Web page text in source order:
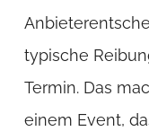
typische
Termin. Das
einem Event,